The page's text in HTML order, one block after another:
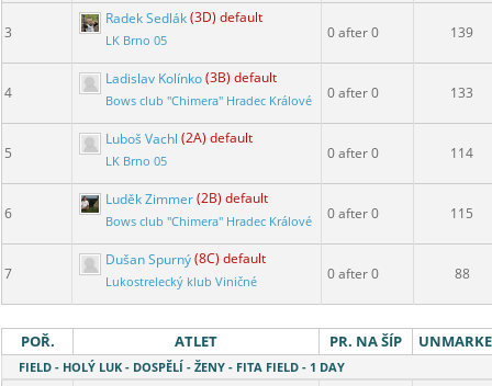
3
Radek Sedlák(3D) default
LK Brno 05 0 after 0 139
4
Ladislav Kolínko(3B) default
Bows club "Chimera" Hradec Králové 0 after 0 133
5
Luboš Vachl (2A) default
LK Brno 05 0 after 0 114
6
Luděk Zimmer(2B) default
Bows club "Chimera" Hradec Králové 0 after 0 115
7
Dušan Spurný(8C) default
Lukostrelecký klub Viničné 0 after 0 88
POŘ. ATLET PR. NA ŠÍP
FIELD - HOLÝ LUK - DOSPĚLÍ - ŽENY - FITA FIELD - 1 DAY